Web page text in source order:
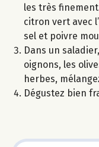
les très
citron vert avec
sel et poivre
Dans un
oignons, les
herbes,
Dégustez bien